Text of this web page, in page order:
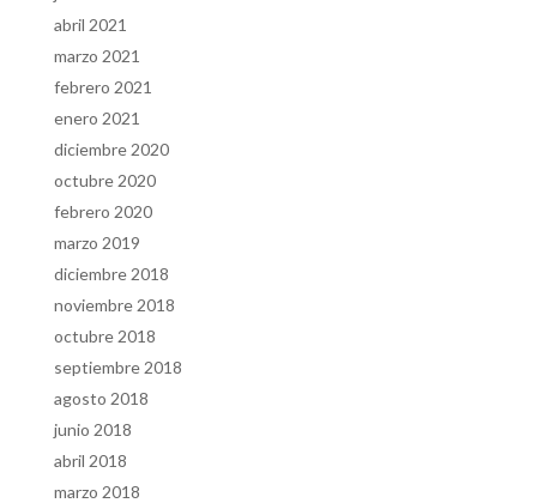
abril 2021
marzo 2021
febrero 2021
enero 2021
diciembre 2020
octubre 2020
febrero 2020
marzo 2019
diciembre 2018
noviembre 2018
octubre 2018
septiembre 2018
agosto 2018
junio 2018
abril 2018
marzo 2018